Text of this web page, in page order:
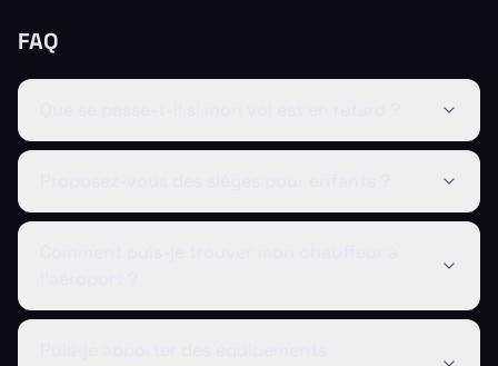
FAQ